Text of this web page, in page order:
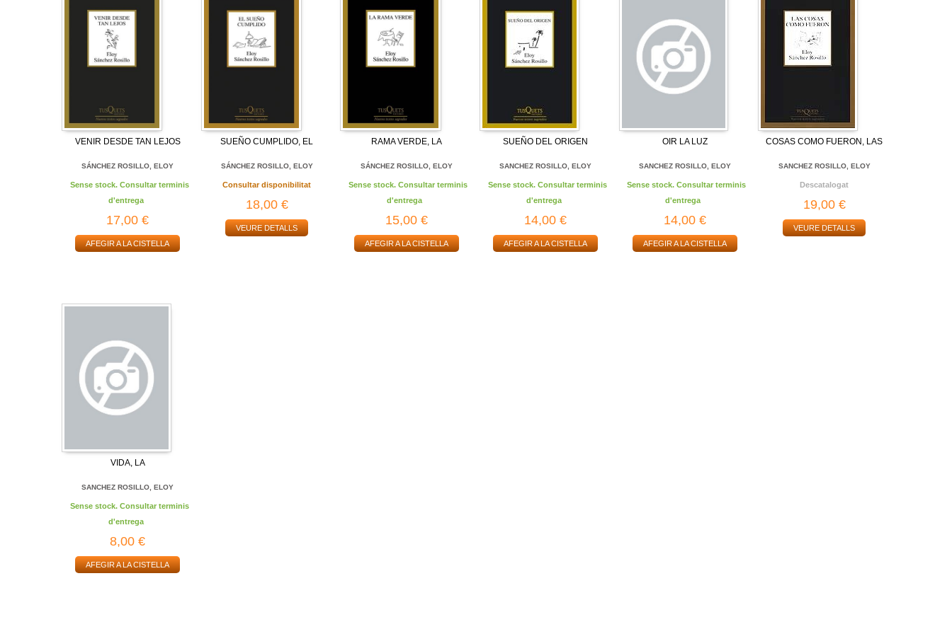
VENIR DESDE TAN LEJOS
SÁNCHEZ ROSILLO, ELOY
Sense stock. Consultar terminis
d'entrega
17,00 €
AFEGIR A LA CISTELLA
SUEÑO CUMPLIDO, EL
SÁNCHEZ ROSILLO, ELOY
Consultar disponibilitat
18,00 €
VEURE DETALLS
RAMA VERDE, LA
SÁNCHEZ ROSILLO, ELOY
Sense stock. Consultar terminis
d'entrega
15,00 €
AFEGIR A LA CISTELLA
SUEÑO DEL ORIGEN
SANCHEZ ROSILLO, ELOY
Sense stock. Consultar terminis
d'entrega
14,00 €
AFEGIR A LA CISTELLA
OIR LA LUZ
SANCHEZ ROSILLO, ELOY
Sense stock. Consultar terminis
d'entrega
14,00 €
AFEGIR A LA CISTELLA
COSAS COMO FUERON, LAS
SANCHEZ ROSILLO, ELOY
Descatalogat
19,00 €
VEURE DETALLS
VIDA, LA
SANCHEZ ROSILLO, ELOY
Sense stock. Consultar terminis
d'entrega
8,00 €
AFEGIR A LA CISTELLA